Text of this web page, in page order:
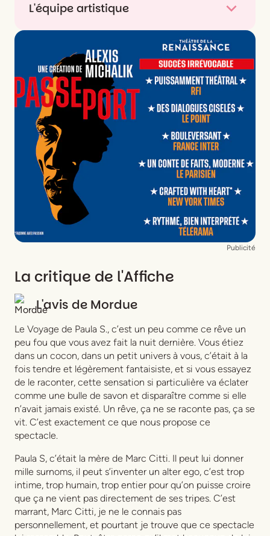
L'équipe artistique
Marc Citti
Mise en scèneStéphane Cottin
DécorStéphane Cottin
Costumes Chouchane Abello-Tcherpachian
Lumières Moïse Hill
Vidéo
Chorégraphie
Cécile Bon
Musique
Alexandre Meyer
Avec la participation amicale de
Vincent Deniard
Publicité
La critique de l'Affiche
L'avis de Mordue
Le Voyage de Paula S., c’est un peu comme ce rêve un
peu fou que vous avez fait la nuit dernière. Vous étiez
dans un cocon, dans un petit univers à vous, c’était à la
fois tendre et légèrement fantaisiste, et si vous essayez
de le raconter, cette sensation si particulière va éclater
comme une bulle de savon et disparaître comme si elle
n’avait jamais existé. Un rêve, ça ne se raconte pas, ça se
vit. C’est exactement ce que nous propose ce
spectacle.
Paula S, c’était la mère de Marc Citti. Il peut lui donner
mille surnoms, il peut s’inventer un alter ego, c’est trop
intime, trop humain, trop entier pour qu’on puisse croire
que ça ne vient pas directement de ses tripes. C’est
marrant, Marc Citti, je ne le connais pas
personnellement, et pourtant je trouve que ce spectacle